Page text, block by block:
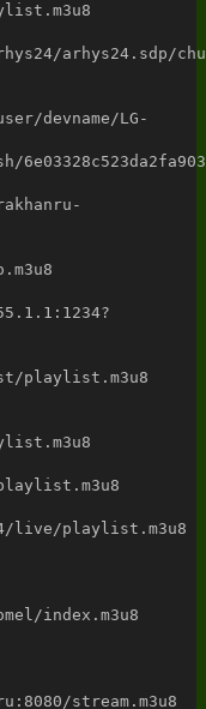
arhys24.sdp/
devname/LG-
playlist.m3u8
live/playlist.m3u8
index.m3u8
stream.m3u8